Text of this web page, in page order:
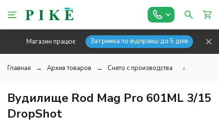
Магазин працює Затримка по відправці до 5 днів
Главная Архив товаров Снято с производства ↓
Вудилище Rod Mag Pro 601ML 3/15
DropShot